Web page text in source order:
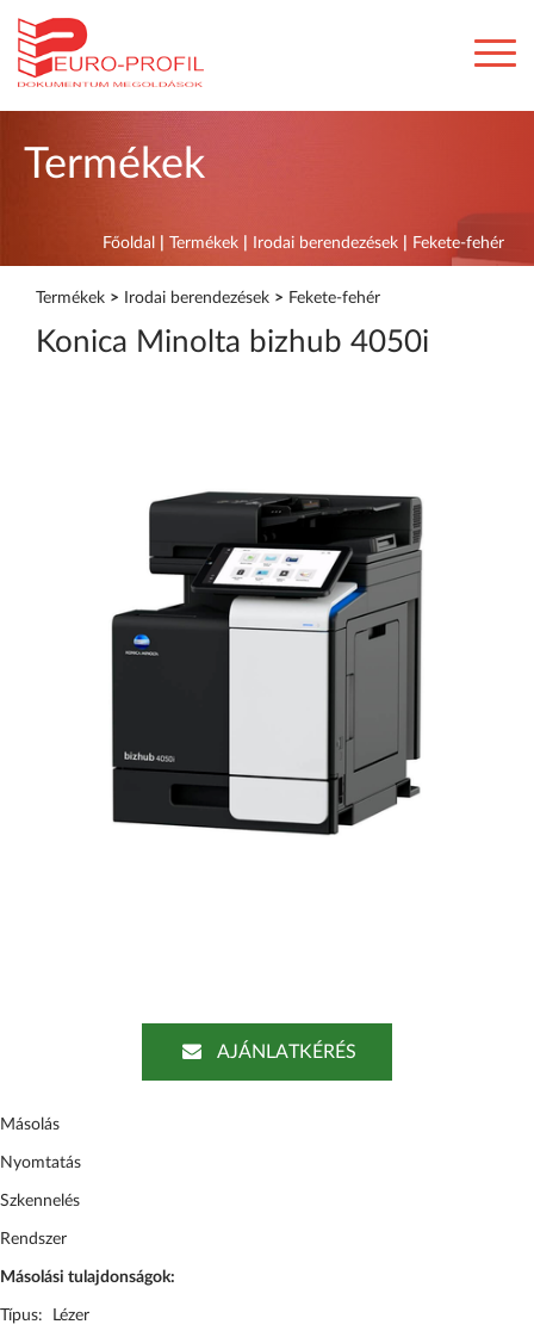
Termékek
Főoldal Termékek Irodai berendezések Fekete-fehér
Termékek > Irodai berendezések > Fekete-fehér
Konica Minolta bizhub 4050i
AJÁNLATKÉRÉS
Másolás
Nyomtatás
Szkennelés
Rendszer
Másolási tulajdonságok:
Típus: Lézer